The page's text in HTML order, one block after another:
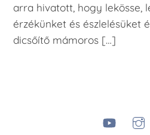
arra hivatott, hogy lekösse,
érzékünket és észlelésüket
dicsőítő mámoros […]